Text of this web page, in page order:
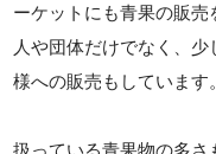
ーケットにも青果の販
人や団体だけでなく、
様への販売もしています。
扱っている青果物の多